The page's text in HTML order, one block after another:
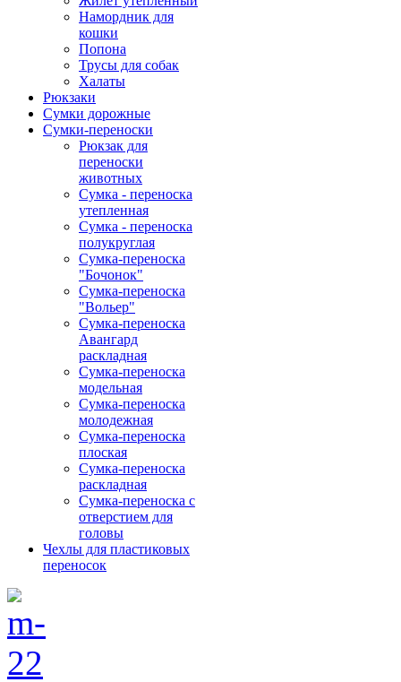
Намордник для
кошки
Попона
Трусы для собак
Халаты
Рюкзаки
Сумки дорожные
Сумки-переноски
Рюкзак для
переноски
животных
Сумка - переноска
утепленная
Сумка - переноска
полукруглая
Сумка-переноска
"Бочонок"
Сумка-переноска
"Вольер"
Сумка-переноска
Авангард
раскладная
Сумка-переноска
модельная
Сумка-переноска
молодежная
Сумка-переноска
плоская
Сумка-переноска
раскладная
Сумка-переноска с
отверстием для
головы
Чехлы для пластиковых
переносок